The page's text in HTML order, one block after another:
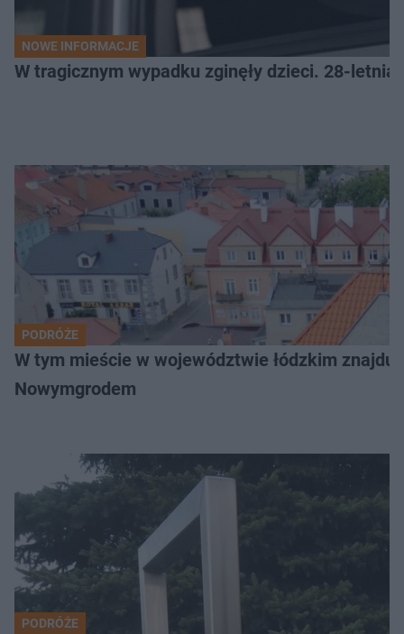
NOWE INFORMACJE
W tragicznym wypadku zginęły dzieci. 28-
PODRÓŻE
W tym mieście w województwie łódzkim
Nowymgrodem
PODRÓŻE